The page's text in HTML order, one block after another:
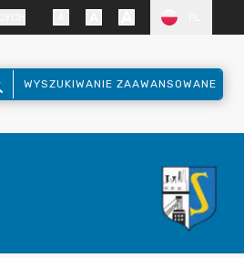
WYSZUKIWANIE ZAAWANSOWANE